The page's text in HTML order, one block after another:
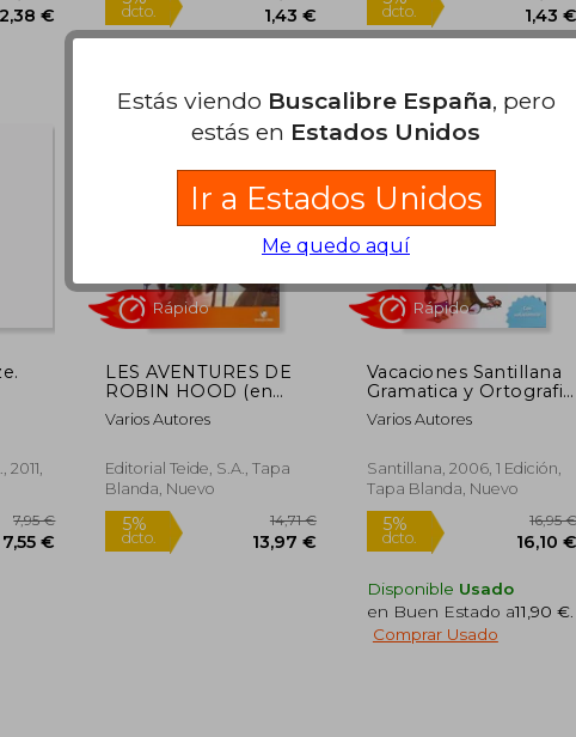
2,38 € dcto. 1,43 €
Rápido
dcto.
Rápido
LES AVENTURES DE
ROBIN HOOD (en
Catalán)
Varios Autores
Editorial Teide, S.A., Tapa
Blanda, Nuevo
Vacaciones Santillana
Gramatica y Ortografia
1º Educacion Primari a
Varios Autores
Santillana, 2006, 1 Edición,
Tapa Blanda, Nuevo
Rápido
Disponible Usado
en Buen Estado a11,90 €.
Comprar Usado
Estás viendo Buscalibre España, pero
estás en Estados Unidos
Ir a Estados Unidos
Me quedo aquí